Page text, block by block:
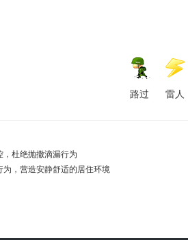
路过 雷人
，杜绝抛撒滴漏行为
为，营造安静舒适的居住环境